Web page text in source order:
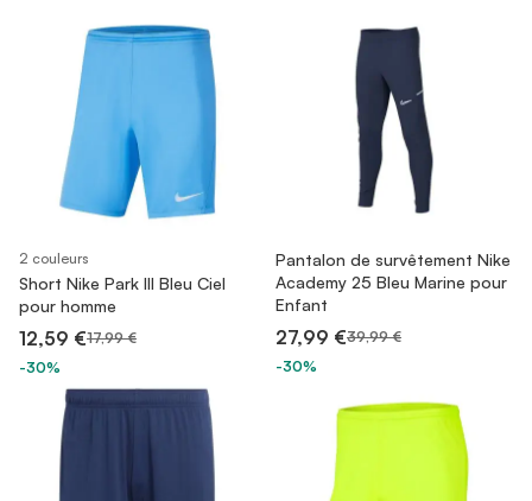
2 couleurs
Short Nike Park III Bleu Ciel
pour homme
12,59 €17,99 €
-30%
Pantalon de survêtement Nike
Academy 25 Bleu Marine pour
Enfant
27,99 €39,99 €
-30%